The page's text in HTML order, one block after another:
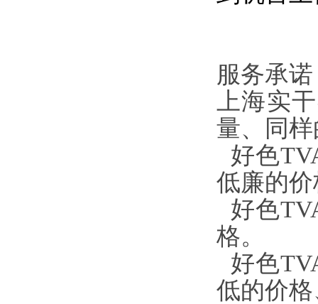
服务承诺
上海实
量、同
好色
低廉的价
好色
格。
好色
低的价格